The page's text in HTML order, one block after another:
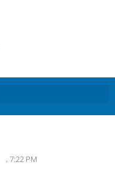
, 7:22 PM